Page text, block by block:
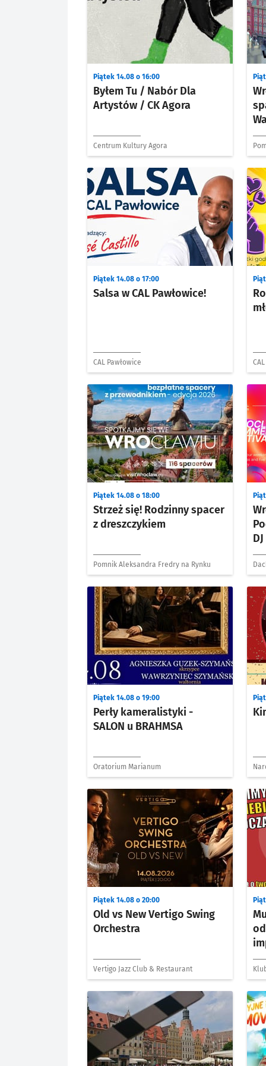
Byłem Tu / Nabór Dla
Artystów / CK Agora
Piątek 14.08 o 16:00
Centrum Kultury Agora
Salsa w CAL Pawłowice!
Piątek 14.08 o 17:00
CAL Pawłowice
Strzeż się! Rodzinny spacer
z dreszczykiem
Piątek 14.08 o 18:00
Pomnik Aleksandra Fredry na Rynku
Perły kameralistyki -
SALON u BRAHMSA
Piątek 14.08 o 19:00
Oratorium Marianum
Old vs New Vertigo Swing
Orchestra
Piątek 14.08 o 20:00
Vertigo Jazz Club & Restaurant